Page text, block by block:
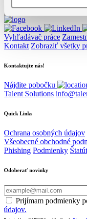
Vyhľadávač práce
Kontakt Zobraziť všetky
Kontaktujte nás!
Nájdite pobočku
Talent Solutions
Quick Links
Ochrana osobných údajov
Všeobecné obchodné
Phishing Podmienky
Odoberať novinky
Prijímam podmienky
údajov.